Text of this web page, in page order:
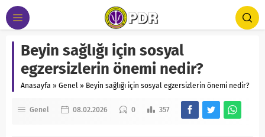
Beyin sağlığı için sosyal
egzersizlerin önemi nedir?
Anasayfa » Genel » Beyin sağlığı için sosyal egzersizlerin önemi nedir?
Genel 08.02.2026 0 357